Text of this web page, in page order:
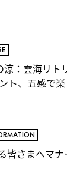
：雲海リト
ト、五感で
皆さまへマ